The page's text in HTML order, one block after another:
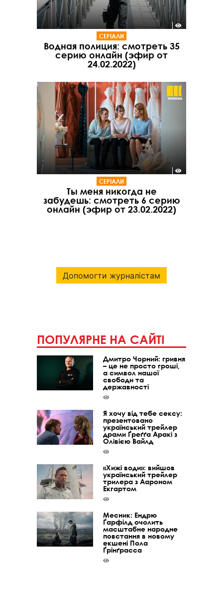
СЕРІАЛИ
Водная полиция: смотреть 35
серию онлайн (эфир от
24.02.2022)
СЕРІАЛИ
Ты меня никогда не
забудешь: смотреть 6 серию
онлайн (эфир от 23.02.2022)
Допомогти журналістам
ПОПУЛЯРНЕ НА САЙТІ
Дмитро Чорний: гривня
– це не просто гроші,
а символ нашої
свободи та
державності
Я хочу від тебе сексу:
презентовано
український трейлер
драми Ґреґґа Аракі з
Олівією Вайлд
«Хижі води»: вийшов
український трейлер
трилера з Аароном
Екгартом
Месник: Ендрю
Ґарфілд очолить
масштабне народне
повстання в новому
екшені Пола
Ґрінґрасса